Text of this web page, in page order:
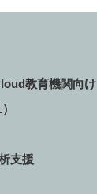
教育機関向け
支援